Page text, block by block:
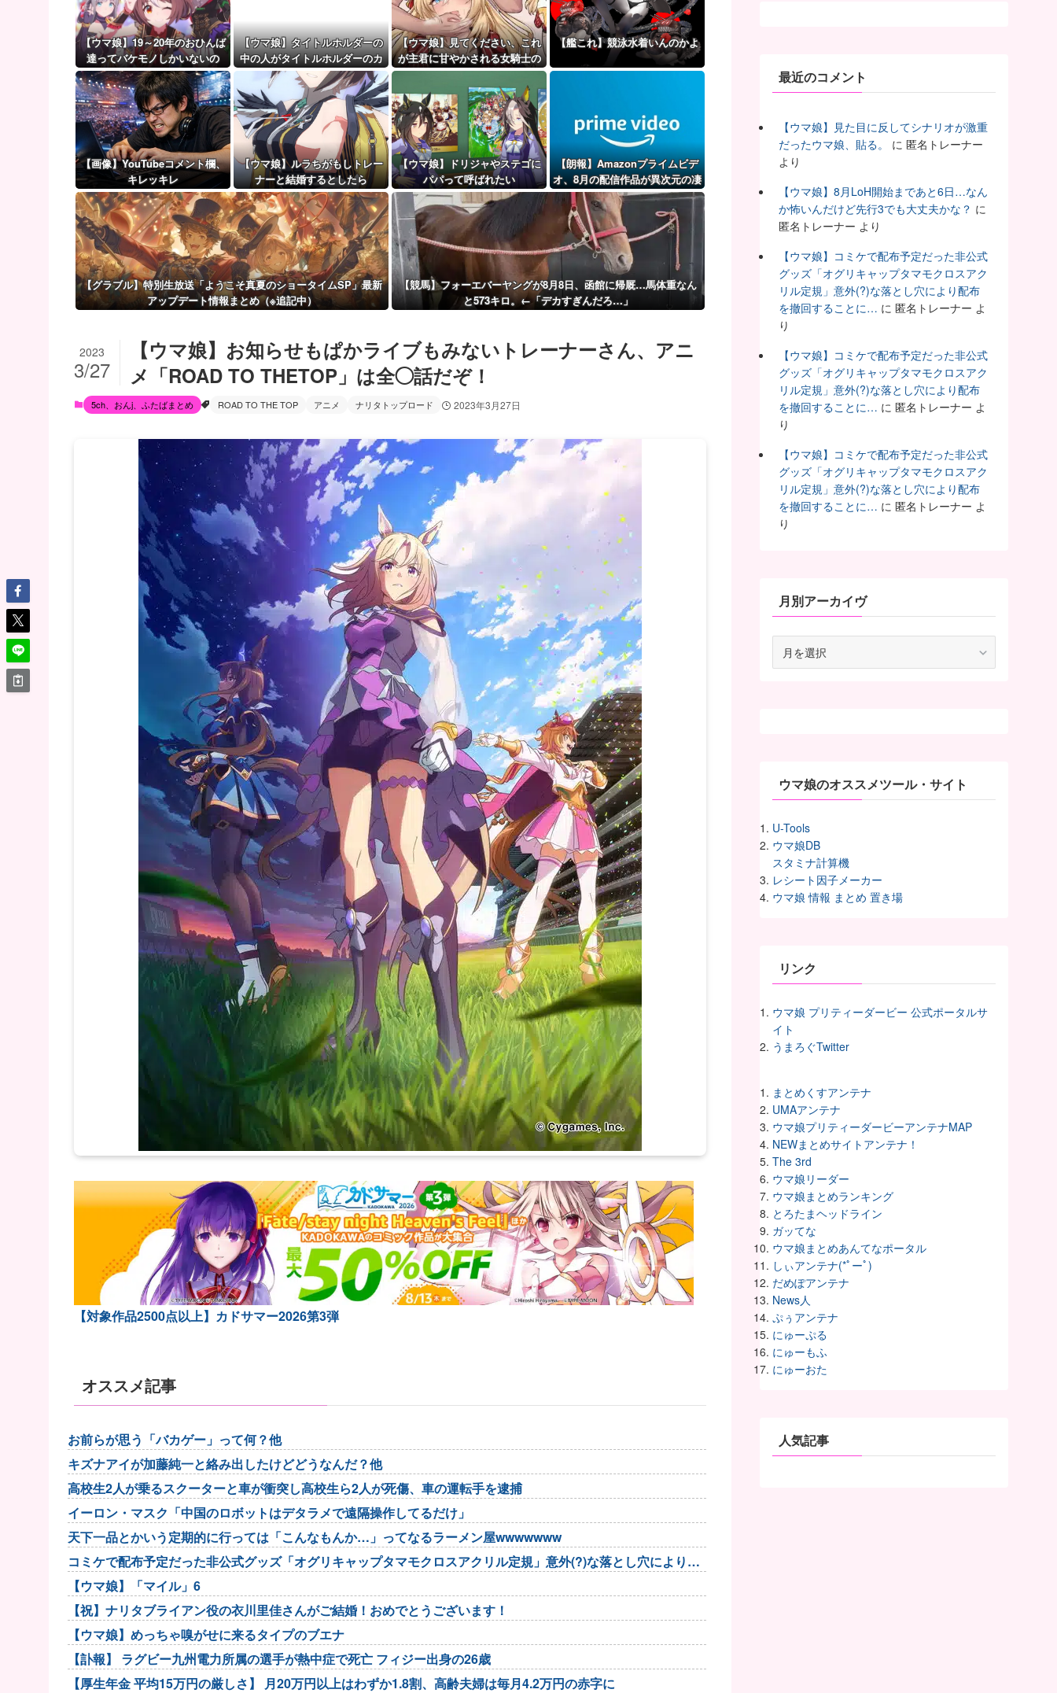
【ウマ娘】19～20年のおひんば
達ってバケモノしかいないの
か？
【ウマ娘】タイトルホルダーの
中の人がタイトルホルダーのカ
ードを引く動画
【ウマ娘】見てください、これ
が主君に甘やかされる女騎士の
姿です。
【艦これ】競泳水着いんのかよ
【画像】YouTubeコメント欄、
キレッキレ
【ウマ娘】ルラちがもしトレー
ナーと結婚するとしたら
【ウマ娘】ドリジャやステゴに
パパって呼ばれたい
【朗報】Amazonプライムビデ
オ、8月の配信作品が異次元の凄
さ！体感気温50度越えへ
【グラブル】特別生放送「ようこそ真夏のショータイムSP」最新
アップデート情報まとめ（※追記中）
【競馬】フォーエバーヤングが8月8日、函館に帰厩…馬体重なん
と573キロ。←「デカすぎんだろ…」
【ウマ娘】お知らせもぱかライブもみないトレーナーさん、アニ
メ「ROAD TO THETOP」は全◯話だぞ！
2023
3/27
5ch、おんj、ふたばまとめ ROAD TO THE TOP アニメ ナリタトップロード 2023年3月27日
【対象作品2500点以上】カドサマー2026第3弾
オススメ記事
お前らが思う「バカゲー」って何？他
キズナアイが加藤純一と絡み出したけどどうなんだ？他
高校生2人が乗るスクーターと車が衝突し高校生ら2人が死傷、車の運転手を逮捕
イーロン・マスク「中国のロボットはデタラメで遠隔操作してるだけ」
天下一品とかいう定期的に行っては「こんなもんか…」ってなるラーメン屋wwwwwww
コミケで配布予定だった非公式グッズ「オグリキャップタマモクロスアクリル定規」意外(?)な落とし穴により配
布を撤回すること...
【ウマ娘】「マイル」6
【祝】ナリタブライアン役の衣川里佳さんがご結婚！おめでとうございます！
【ウマ娘】めっちゃ嗅がせに来るタイプのブエナ
【訃報】 ラグビー九州電力所属の選手が熱中症で死亡 フィジー出身の26歳
【厚生年金 平均15万円の厳しさ】 月20万円以上はわずか1.8割、高齢夫婦は毎月4.2万円の赤字に
最近のコメント
【ウマ娘】見た目に反してシナリオが激重
だったウマ娘、貼る。
に 匿名トレーナー
より
【ウマ娘】8月LoH開始まであと6日…なん
か怖いんだけど先行3でも大丈夫かな？ に
匿名トレーナー より
【ウマ娘】コミケで配布予定だった非公式
グッズ「オグリキャップタマモクロスアク
リル定規」意外(?)な落とし穴により配布
を撤回することに… に 匿名トレーナー よ
り
【ウマ娘】コミケで配布予定だった非公式
グッズ「オグリキャップタマモクロスアク
リル定規」意外(?)な落とし穴により配布
を撤回することに… に 匿名トレーナー よ
り
【ウマ娘】コミケで配布予定だった非公式
グッズ「オグリキャップタマモクロスアク
リル定規」意外(?)な落とし穴により配布
を撤回することに… に 匿名トレーナー よ
り
月別アーカイヴ
ウマ娘のオススメツール・サイト
U-Tools
ウマ娘DB
スタミナ計算機
レシート因子メーカー
ウマ娘 情報 まとめ 置き場
リンク
ウマ娘 プリティーダービー 公式ポータルサ
イト
うまろぐTwitter
まとめくすアンテナ
UMAアンテナ
ウマ娘プリティーダービーアンテナMAP
NEWまとめサイトアンテナ！
The 3rd
ウマ娘リーダー
ウマ娘まとめランキング
とろたまヘッドライン
ガッてな
ウマ娘まとめあんてなポータル
しぃアンテナ(*ﾟーﾟ)
だめぽアンテナ
News人
ぷぅアンテナ
にゅーぷる
にゅーもふ
にゅーおた
人気記事